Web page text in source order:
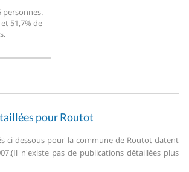
personnes.
51,7% de
pour Routot
ci dessous pour la commune de Routot datent
(Il n'existe pas de publications détaillées plus